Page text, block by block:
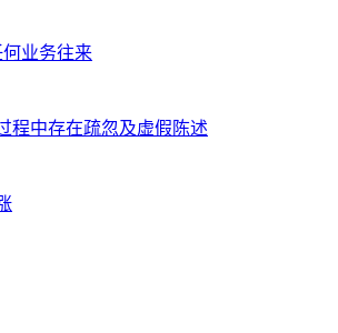
业务往来
程中存在疏忽及虚假陈述